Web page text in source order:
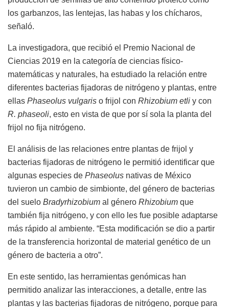
los garbanzos, las lentejas, las habas y los chícharos,
señaló.
La investigadora, que recibió el Premio Nacional de
Ciencias 2019 en la categoría de ciencias físico-
matemáticas y naturales, ha estudiado la relación entre
diferentes bacterias fijadoras de nitrógeno y plantas, entre
ellas Phaseolus vulgaris o frijol con Rhizobium etli y con
R. phaseoli, esto en vista de que por sí sola la planta del
frijol no fija nitrógeno.
El análisis de las relaciones entre plantas de frijol y
bacterias fijadoras de nitrógeno le permitió identificar que
algunas especies de Phaseolus nativas de México
tuvieron un cambio de simbionte, del género de bacterias
del suelo Bradyrhizobium al género Rhizobium que
también fija nitrógeno, y con ello les fue posible adaptarse
más rápido al ambiente. “Esta modificación se dio a partir
de la transferencia horizontal de material genético de un
género de bacteria a otro”.
En este sentido, las herramientas genómicas han
permitido analizar las interacciones, a detalle, entre las
plantas y las bacterias fijadoras de nitrógeno, porque para